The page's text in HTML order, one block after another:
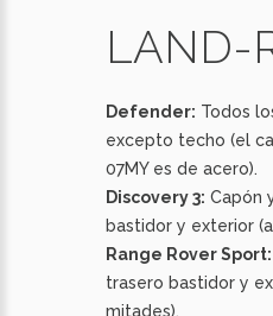
LAND-
Defender: Todos
excepto techo (el
07MY es de acero).
Discovery 3: Capón
bastidor y exterior
Range Rover Sport:
trasero bastidor y
mitades).